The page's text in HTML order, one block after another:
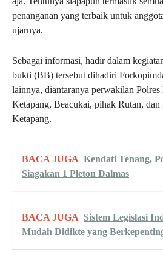
penanganan yang terbaik untuk
ujarnya.
Sebagai informasi, hadir dalam
bukti (BB) tersebut dihadiri
lainnya, diantaranya perwakilan
Ketapang, Beacukai, pihak Rutan, dan
Ketapang.
BACA JUGA Kendati Tenang,
Siagakan 1 Pleton Dalmas
BACA JUGA Sistem Legislasi
Mudah Didikte yang